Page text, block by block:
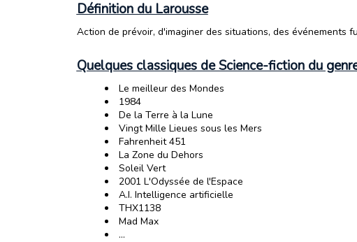
Définition du Larousse
Action de prévoir, d'imaginer des situations, des événements
Quelques classiques de Science-fiction du
Le meilleur des Mondes
1984
De la Terre à la Lune
Vingt Mille Lieues sous les Mers
Fahrenheit 451
La Zone du Dehors
Soleil Vert
2001 L'Odyssée de l'Espace
A.I. Intelligence artificielle
THX1138
Mad Max
...